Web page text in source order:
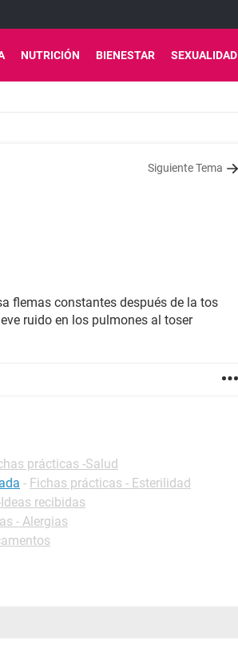
NUTRICIÓN BIENESTAR SEXUALIDAD
Siguiente Tema
flemas constantes después de la tos
ruido en los pulmones al toser
prácticas -Salud
- Fichas prácticas - Esterilidad
recibidas
- Alergias